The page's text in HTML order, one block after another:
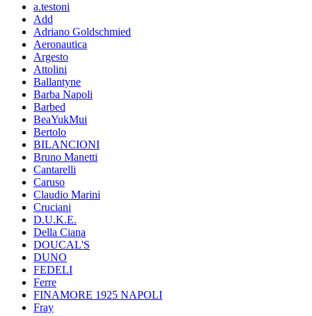
a.testoni
Add
Adriano Goldschmied
Aeronautica
Argesto
Attolini
Ballantyne
Barba Napoli
Barbed
BeaYukMui
Bertolo
BILANCIONI
Bruno Manetti
Cantarelli
Caruso
Claudio Marini
Cruciani
D.U.K.E.
Della Ciana
DOUCAL'S
DUNO
FEDELI
Ferre
FINAMORE 1925 NAPOLI
Fray